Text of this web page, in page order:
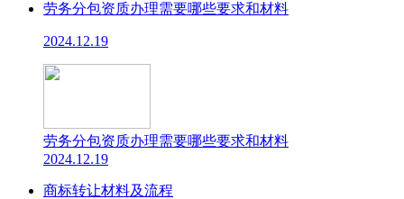
劳务分包资质办理需要哪些要求和材料
2024.12.19
劳务分包资质办理需要哪些要求和材料
2024.12.19
商标转让材料及流程